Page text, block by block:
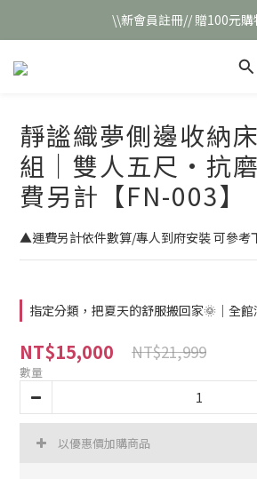
\\新會員註冊// 贈100元購
\\新會員註冊// 贈100元購
LINE好友招募\\ 回答數字 領取
靜謐織夢側邊收納
組｜雙人五尺·抗
費另計【FN-003】
▲運費另計依件數算/專人到府安裝 可參考
指定分類，把夏天的舒服搬回家🌞｜全館
NT$15,000 NT$21,999
數量
以優惠價加購商品